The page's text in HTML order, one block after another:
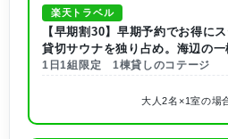
楽天トラベル
【早期割30】早期予約でお得に
貸切サウナを独り占め。海辺の
1日1組限定 1棟貸しのコテージ
大人2名×1室の場